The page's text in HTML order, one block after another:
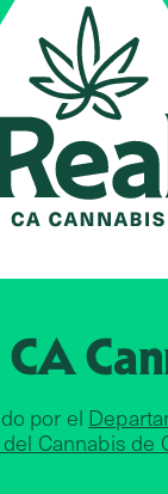
por el
Cannabis de